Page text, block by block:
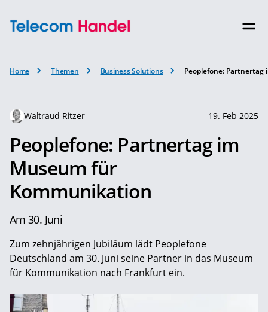
Home Themen Business Solutions Peoplefone:
Waltraud Ritzer 19. Feb 2025
Peoplefone: Partnertag im
Museum für
Kommunikation
Am 30. Juni
Zum zehnjährigen Jubiläum lädt Peoplefone
Deutschland am 30. Juni seine Partner in das Museum
für Kommunikation nach Frankfurt ein.